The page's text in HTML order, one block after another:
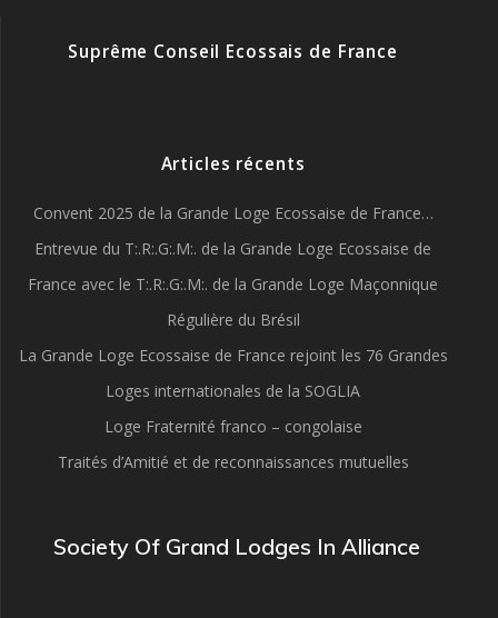
Suprême Conseil Ecossais de France
Articles récents
Convent 2025 de la Grande Loge Ecossaise de France…
Entrevue du T:.R:.G:.M:. de la Grande Loge Ecossaise de
France avec le T:.R:.G:.M:. de la Grande Loge Maçonnique
Régulière du Brésil
La Grande Loge Ecossaise de France rejoint les 76 Grandes
Loges internationales de la SOGLIA
Loge Fraternité franco – congolaise
Traités d’Amitié et de reconnaissances mutuelles
Society Of Grand Lodges In Alliance